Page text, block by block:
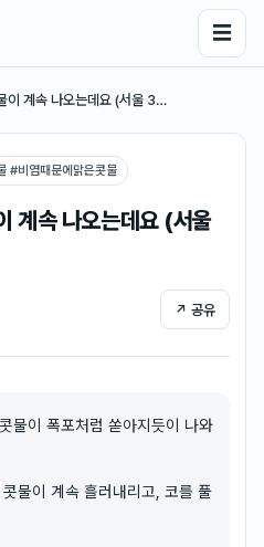
☰
이 계속 나오는데요 (서울 3…
#비염때문에맑은콧물
계속 나오는데요 (서울
↗ 공유
물이 폭포처럼 쏟아지듯이 나와
물이 계속 흘러내리고, 코를 풀